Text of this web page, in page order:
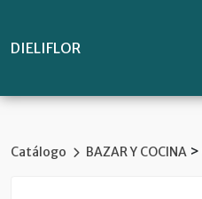
DIELIFLOR
Catálogo BAZAR Y COCINA >